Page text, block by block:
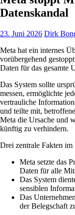
Datenskandal
23. Juni 2026 Dirk
Meta hat ein internes
vorübergehend
Daten für das gesamte
Das System sollte
messen, ermöglichte
vertrauliche
und teilte mit,
Meta die Ursache und
künftig zu verhindern.
Drei zentrale Fakten
Meta setzte das
Daten für alle
Das System
sensiblen
Das
der Belegschaft